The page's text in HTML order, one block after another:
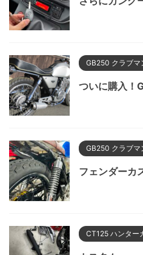
GB250 クラブマ
ついに購入！
GB250 クラブマ
フェンダー
CT125 ハンター